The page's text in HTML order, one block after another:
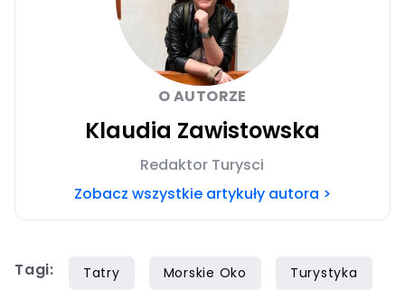
O AUTORZE
Klaudia Zawistowska
Redaktor Turysci
Zobacz wszystkie artykuły autora >
Tagi: Tatry Morskie Oko Turystyka